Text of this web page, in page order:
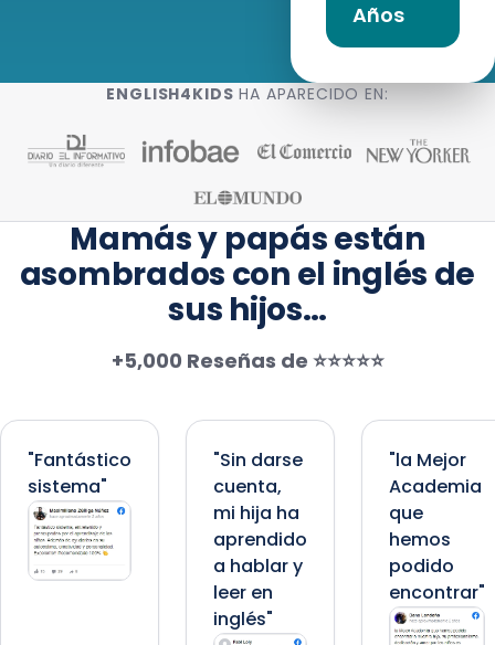
Años
ENGLISH4KIDS HA APARECIDO EN:
Mamás y papás están
asombrados con el inglés de
sus hijos…
+5,000 Reseñas de ⭐⭐⭐⭐⭐
"Fantástico
sistema"
"Sin darse
cuenta,
mi hija ha
aprendido
a hablar y
leer en
inglés"
"la Mejor
Academia
que
hemos
podido
encontrar"